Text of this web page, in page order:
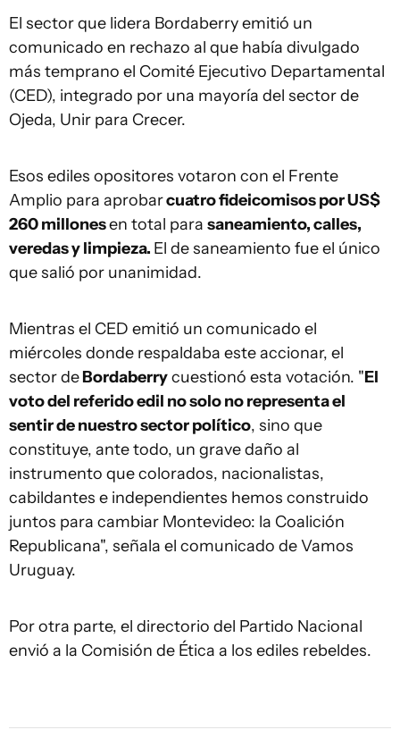
El sector que lidera Bordaberry emitió un
comunicado en rechazo al que había divulgado
más temprano el Comité Ejecutivo Departamental
(CED), integrado por una mayoría del sector de
Ojeda, Unir para Crecer.
Esos ediles opositores votaron con el Frente
Amplio para aprobarcuatro fideicomisos por US$
260 millonesen total para saneamiento, calles,
veredas y limpieza. El de saneamiento fue el único
que salió por unanimidad.
Mientras el CED emitió un comunicado el
miércoles donde respaldaba este accionar, el
sector deBordaberrycuestionó esta votación. "El
voto del referido edil no solo no representa el
sentir de nuestro sector político, sino que
constituye, ante todo, un grave daño al
instrumento que colorados, nacionalistas,
cabildantes e independientes hemos construido
juntos para cambiar Montevideo: la Coalición
Republicana", señala el comunicado de Vamos
Uruguay.
Por otra parte, el directorio del Partido Nacional
envió a la Comisión de Ética a los ediles rebeldes.